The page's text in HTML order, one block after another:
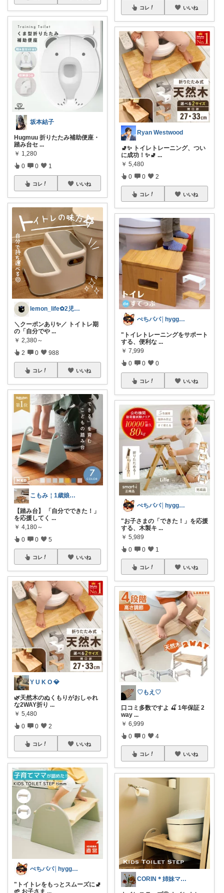
坂本結子
Hugmuu 折りたたみ補助便座・
踏み台セ ...
￥ 1,280
0 0 1
コレ いいね
lemon_life✿2児ママ
＼クーポンあり✨／ トイトレ期
の「自分でや ...
￥ 2,380～
2 0 988
コレ いいね
こもみ￤1歳娘＆インテリア
【踏み台】 「自分でできた！」
を応援してく ...
￥ 4,180～
0 0 5
コレ いいね
Y U K O 💎
🌿天然木のぬくもりがおしゃれ
な2WAY折り ...
￥ 5,480
0 0 2
コレ いいね
ぺちパパ│hyggeな心意気を大切に🌿
"トイトレをもっとスムーズに🚽
🌱 お子さま ...
コレ いいね
Ryan Westwood
🚽✨ トイレトレーニング、つい
に成功！✨🚽 ...
￥ 5,480
0 0 2
コレ いいね
ぺちパパ│hyggeな心意気を大切に🌿
"トイレトレーニングをサポート
する、便利な ...
￥ 7,999
0 0 0
コレ いいね
ぺちパパ│hyggeな心意気を大切に🌿
"お子さまの「できた！」を応援
する、木製キ ...
￥ 5,989
0 0 1
コレ いいね
♡もえ♡
口コミ多数ですよ 🍒 1年保証 2
way ...
￥ 6,999
0 0 4
コレ いいね
CORIN＊姉妹ママ＊ぜんぶオリ写＊